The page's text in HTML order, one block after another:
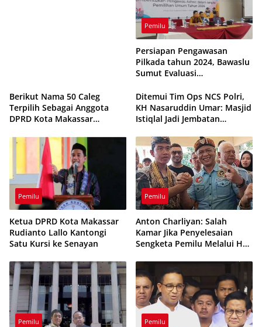
Pemilu
Persiapan Pengawasan
Pilkada tahun 2024, Bawaslu
Sumut Evaluasi
Adhoc
Berikut Nama 50 Caleg
Terpilih Sebagai Anggota
DPRD Kota Makassar
Ditemui Tim Ops NCS Polri,
KH Nasaruddin Umar: Masjid
Istiqlal Jadi Jembatan
Pemilu
Ketua DPRD Kota Makassar
Rudianto Lallo Kantongi
Satu Kursi ke Senayan
Pemilu
Anton Charliyan: Salah
Kamar Jika Penyelesaian
Sengketa Pemilu Melalui Hak
Pemilu Pemilu